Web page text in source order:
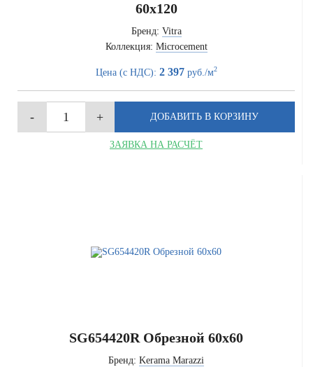
60x120
Бренд: Vitra
Коллекция: Microcement
Цена (с НДС): 2 397руб./м2
ЗАЯВКА НА РАСЧЁТ
SG654420R Обрезной 60x60
Бренд: Kerama Marazzi